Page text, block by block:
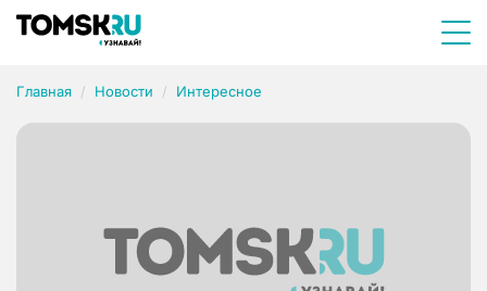
Главная Новости Интересное